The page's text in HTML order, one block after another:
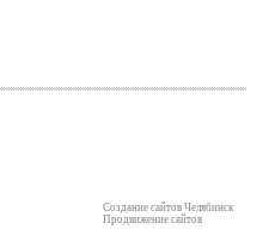
Создание сайтов Челябинск
Продвижение сайтов